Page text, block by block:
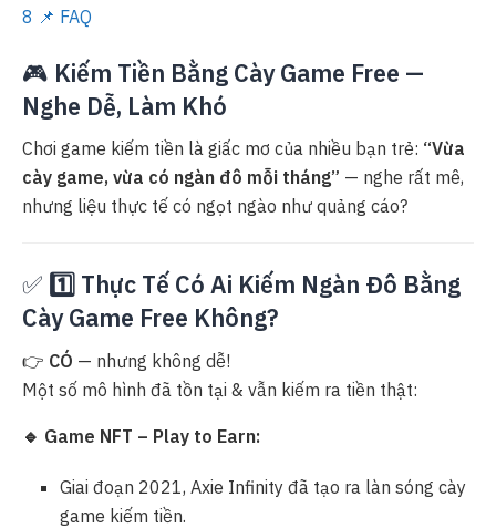
8 📌 FAQ
🎮 Kiếm Tiền Bằng Cày Game Free —
Nghe Dễ, Làm Khó
Chơi game kiếm tiền là giấc mơ của nhiều bạn trẻ: “Vừa
cày game, vừa có ngàn đô mỗi tháng” — nghe rất mê,
nhưng liệu thực tế có ngọt ngào như quảng cáo?
✅ 1️⃣ Thực Tế Có Ai Kiếm Ngàn Đô Bằng
Cày Game Free Không?
👉 CÓ — nhưng không dễ!
Một số mô hình đã tồn tại & vẫn kiếm ra tiền thật:
🔹 Game NFT – Play to Earn:
Giai đoạn 2021, Axie Infinity đã tạo ra làn sóng cày
game kiếm tiền.